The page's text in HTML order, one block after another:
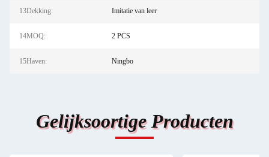
13Dekking: Imitatie van leer
14MOQ: 2 PCS
15Haven: Ningbo
Gelijksoortige Producten